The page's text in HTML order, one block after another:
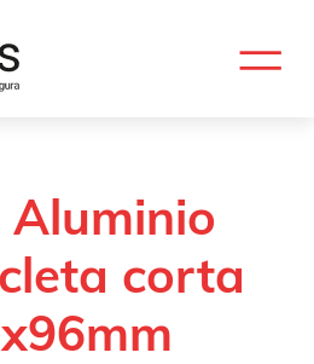
Aluminio
corta